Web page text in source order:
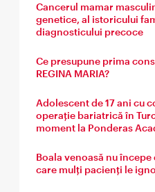
Cancerul mamar
genetice, al istoricului
diagnosticului precoce
Ce presupune prima
REGINA MARIA?
Adolescent de 17 ani cu
operație bariatrică în
moment la Ponderas
Boala venoasă nu
care mulți pacienți le